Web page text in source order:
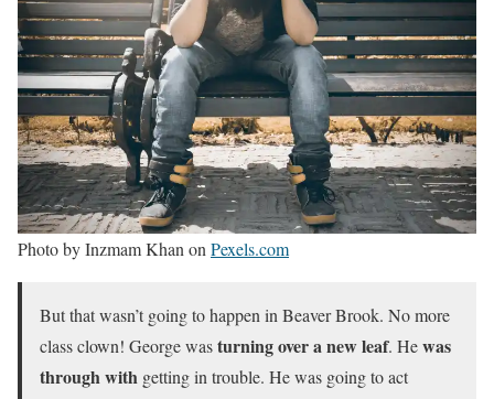
Photo by Inzmam Khan onPexels.com
But that wasn’t going to happen in Beaver Brook. No more
class clown! George wasturning over a new leaf. Hewas
through with getting in trouble. He was going to act